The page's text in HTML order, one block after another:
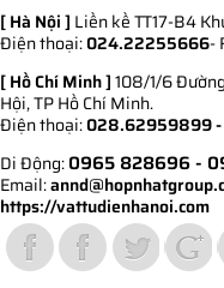
[ Hà Nội ] Liền kề TT17-B4
Điện thoại:024.22255666-
[ Hồ Chí Minh ]108/1/6
Hội, TP Hồ Chí Minh.
Điện thoại:028.62959899
Di Động:0965 828696 -
Email:
https://vattudienhanoi.com